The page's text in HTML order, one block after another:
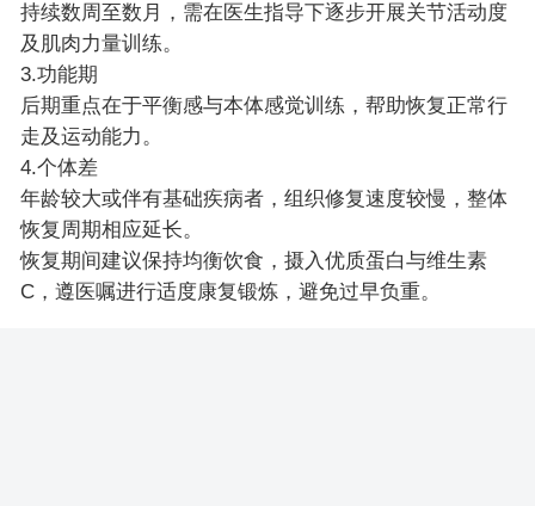
持续数周至数月，需在医生指导下逐步开展关节活动度
及肌肉力量训练。
3.功能期
后期重点在于平衡感与本体感觉训练，帮助恢复正常行
走及运动能力。
4.个体差
年龄较大或伴有基础疾病者，组织修复速度较慢，整体
恢复周期相应延长。
恢复期间建议保持均衡饮食，摄入优质蛋白与维生素
C，遵医嘱进行适度康复锻炼，避免过早负重。